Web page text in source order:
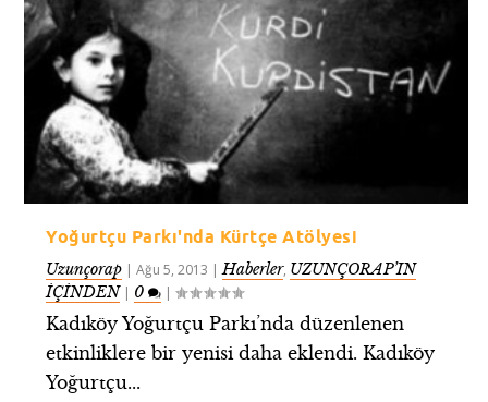
Yoğurtçu Parkı'nda Kürtçe Atölyesi
Uzunçorap |Ağu 5, 2013 |Haberler, UZUNÇORAP’IN
İÇİNDEN| 0 |
Kadıköy Yoğurtçu Parkı’nda düzenlenen
etkinliklere bir yenisi daha eklendi. Kadıköy
Yoğurtçu...